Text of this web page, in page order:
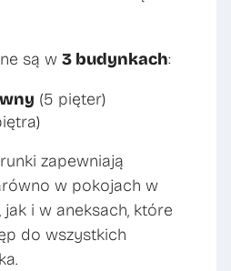
są w 3 budynkach:
(5 pięter)
zapewniają
w pokojach w
i w aneksach, które
do wszystkich